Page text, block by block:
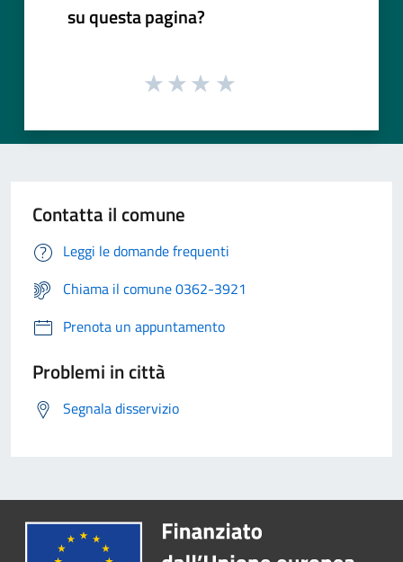
su questa pagina?
Contatta il comune
Leggi le domande frequenti
Chiama il comune 0362-3921
Prenota un appuntamento
Problemi in città
Segnala disservizio